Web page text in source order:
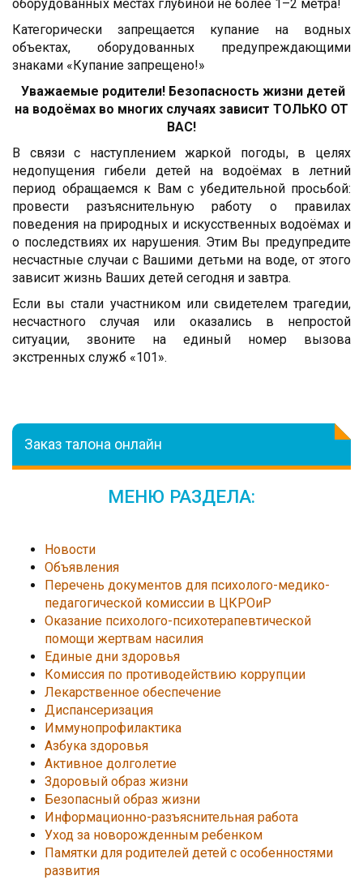
оборудованных местах глубиной не более 1–2 метра!
Категорически запрещается купание на водных
объектах, оборудованных предупреждающими
знаками «Купание запрещено!»
Уважаемые родители! Безопасность жизни детей
на водоёмах во многих случаях зависит ТОЛЬКО ОТ
ВАС!
В связи с наступлением жаркой погоды, в целях
недопущения гибели детей на водоёмах в летний
период обращаемся к Вам с убедительной просьбой:
провести разъяснительную работу о правилах
поведения на природных и искусственных водоёмах и
о последствиях их нарушения. Этим Вы предупредите
несчастные случаи с Вашими детьми на воде, от этого
зависит жизнь Ваших детей сегодня и завтра.
Если вы стали участником или свидетелем трагедии,
несчастного случая или оказались в непростой
ситуации, звоните на единый номер вызова
экстренных служб «101».
Заказ талона онлайн
МЕНЮ РАЗДЕЛА:
Новости
Объявления
Перечень документов для психолого-медико-
педагогической комиссии в ЦКРОиР
Оказание психолого-психотерапевтической
помощи жертвам насилия
Единые дни здоровья
Комиссия по противодействию коррупции
Лекарственное обеспечение
Диспансеризация
Иммунопрофилактика
Азбука здоровья
Активное долголетие
Здоровый образ жизни
Безопасный образ жизни
Информационно-разъяснительная работа
Уход за новорожденным ребенком
Памятки для родителей детей с особенностями
развития